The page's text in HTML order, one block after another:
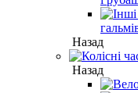
Назад
Назад